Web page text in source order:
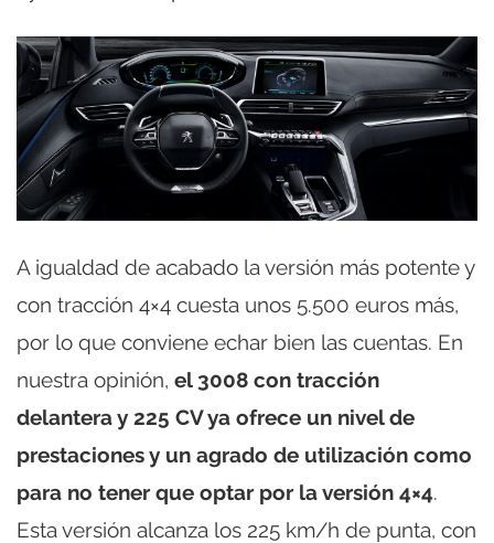
A igualdad de acabado la versión más potente y
con tracción 4×4 cuesta unos 5.500 euros más,
por lo que conviene echar bien las cuentas. En
nuestra opinión, el 3008 con tracción
delantera y 225 CV ya ofrece un nivel de
prestaciones y un agrado de utilización como
para no tener que optar por la versión 4×4.
Esta versión alcanza los 225 km/h de punta, con